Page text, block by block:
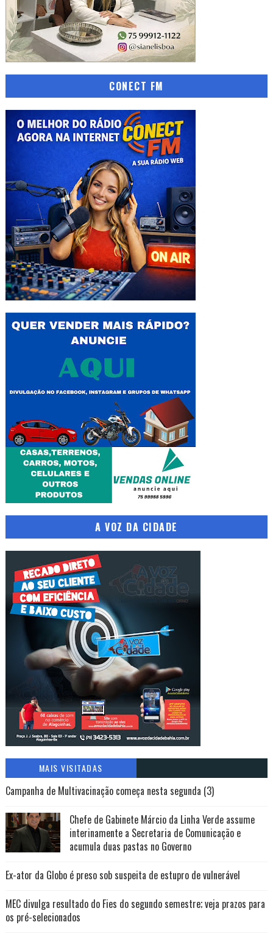
CONECT FM
A VOZ DA CIDADE
MAIS VISITADAS
Campanha de Multivacinação começa nesta segunda (3)
Chefe de Gabinete Márcio da Linha Verde assume
interinamente a Secretaria de Comunicação e
acumula duas pastas no Governo
Ex-ator da Globo é preso sob suspeita de estupro de vulnerável
MEC divulga resultado do Fies do segundo semestre; veja prazos para
os pré-selecionados